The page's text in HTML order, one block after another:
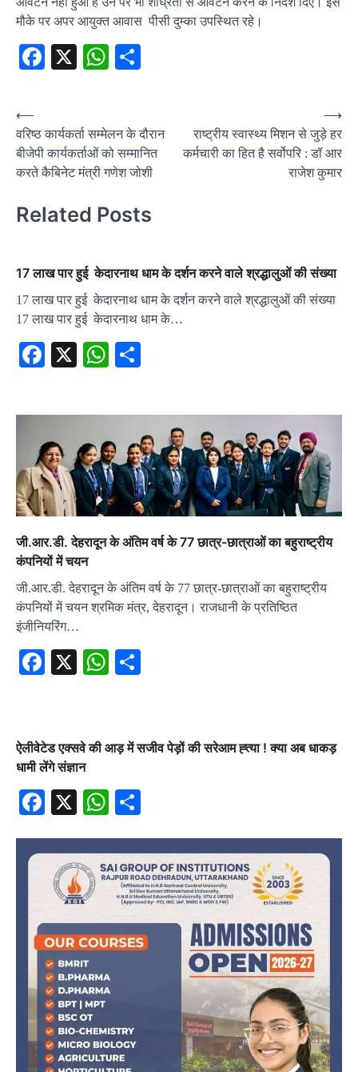
मौके पर अपर आयुक्त आवास पीसी दुम्का उपस्थित रहे।
Facebook
X WhatsApp
Post
navigation
⟵
वरिष्ठ कार्यकर्ता सम्मेलन के दौरान
बीजेपी कार्यकर्ताओं को सम्मानित
करते कैबिनेट मंत्री गणेश जोशी
राष्ट्रीय स्वास्थ्य मिशन से जुड़े हर
कर्मचारी का हित है सर्वोपरि : डॉ आर
राजेश कुमार
⟶
Related Posts
17 लाख पार हुई केदारनाथ धाम के दर्शन करने वाले श्रद्धालुओं की संख्या
17 लाख पार हुई केदारनाथ धाम के दर्शन करने वाले श्रद्धालुओं की संख्या
17 लाख पार हुई केदारनाथ धाम के…
Facebook
X WhatsApp
जी.आर.डी. देहरादून के अंतिम वर्ष के 77 छात्र-छात्राओं का बहुराष्ट्रीय
कंपनियों में चयन
जी.आर.डी. देहरादून के अंतिम वर्ष के 77 छात्र-छात्राओं का बहुराष्ट्रीय
कंपनियों में चयन श्रमिक मंत्र, देहरादून। राजधानी के प्रतिष्ठित
इंजीनियरिंग…
Facebook
X WhatsApp
ऐलीवेटेड एक्सवे की आड़ में सजीव पेड़ों की सरेआम ह्त्या ! क्या अब धाकड़
धामी लेंगे संज्ञान
Facebook
X WhatsApp